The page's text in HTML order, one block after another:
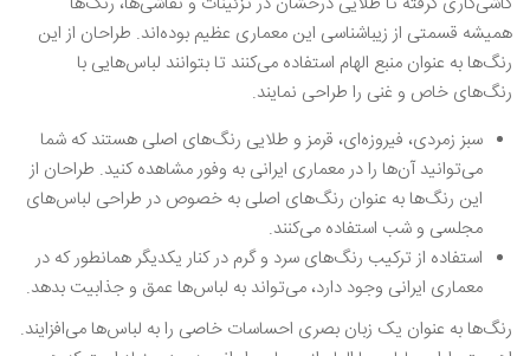
همیشه قسمتی از زیباشناسی این معماری عظیم بوده‌اند. طراحان از این
رنگ‌ها به عنوان منبع الهام استفاده می‌کنند تا بتوانند لباس‌هایی با
رنگ‌های خاص و غنی را طراحی نمایند.
سبز زمردی، فیروزه‌ای، قرمز و طلایی رنگ‌های اصلی هستند که شما
می‌توانید آن‌ها را در معماری ایرانی به وفور مشاهده کنید. طراحان از
این رنگ‌ها به عنوان رنگ‌های اصلی به خصوص در طراحی لباس‌های
مجلسی و شب استفاده می‌کنند.
استفاده از ترکیب رنگ‌های سرد و گرم در کنار یکدیگر همانطور که در
معماری ایرانی وجود دارد، می‌تواند به لباس‌ها عمق و جذابیت بدهد.
رنگ‌ها به عنوان یک زبان بصری احساسات خاصی را به لباس‌ها می‌افزایند.